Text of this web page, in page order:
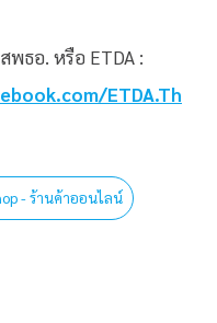
ธอ. หรือ ETDA :
ETDA.Th
- ร้านค้าออนไลน์